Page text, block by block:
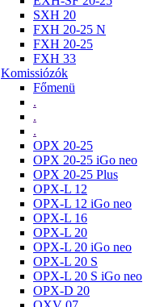
SXH 20
FXH 20-25 N
FXH 20-25
FXH 33
Komissiózók
Főmenü
.
.
.
OPX 20-25
OPX 20-25 iGo neo
OPX 20-25 Plus
OPX-L 12
OPX-L 12 iGo neo
OPX-L 16
OPX-L 20
OPX-L 20 iGo neo
OPX-L 20 S
OPX-L 20 S iGo neo
OPX-D 20